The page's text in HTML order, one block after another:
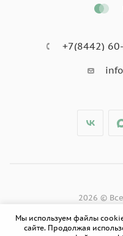
+7(8442)
2026 ©
Мы используем файлы
сайте. Продолжая